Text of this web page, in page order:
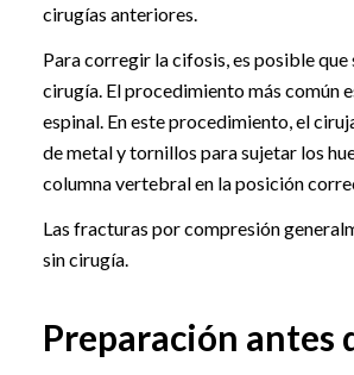
cirugías anteriores.
Para corregir la cifosis, es posible que
cirugía. El procedimiento más común
espinal. En este procedimiento, el
de metal y tornillos para sujetar los
columna vertebral en la posición
Las fracturas por compresión
sin cirugía.
Preparación antes